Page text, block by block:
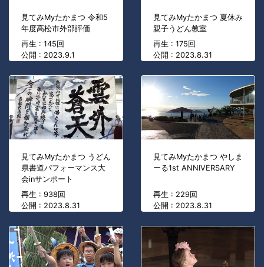
見てみMyたかまつ 令和5
年度高松市外部評価
再生 : 145回
公開 : 2023.9.1
見てみMyたかまつ 夏休み
親子うどん教室
再生 : 175回
公開 : 2023.8.31
見てみMyたかまつ うどん
県書道パフォーマンス大
会inサンポート
再生 : 938回
公開 : 2023.8.31
見てみMyたかまつ やしま
ーる1st ANNIVERSARY
再生 : 229回
公開 : 2023.8.31